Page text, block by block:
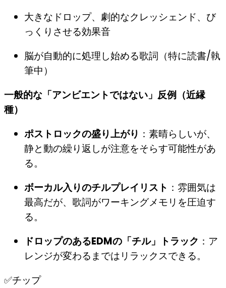
大きなドロップ、劇的なクレッシェンド、び
っくりさせる効果音
脳が自動的に処理し始める歌詞（特に読書/執
筆中）
一般的な「アンビエントではない」反例（近縁
種）
ポストロックの盛り上がり ：素晴らしいが、
静と動の繰り返しが注意をそらす可能性があ
る。
ボーカル入りのチルプレイリスト ：雰囲気は
最高だが、歌詞がワーキングメモリを圧迫す
る。
ドロップのあるEDMの「チル」トラック ：ア
レンジが変わるまではリラックスできる。
✅チップ